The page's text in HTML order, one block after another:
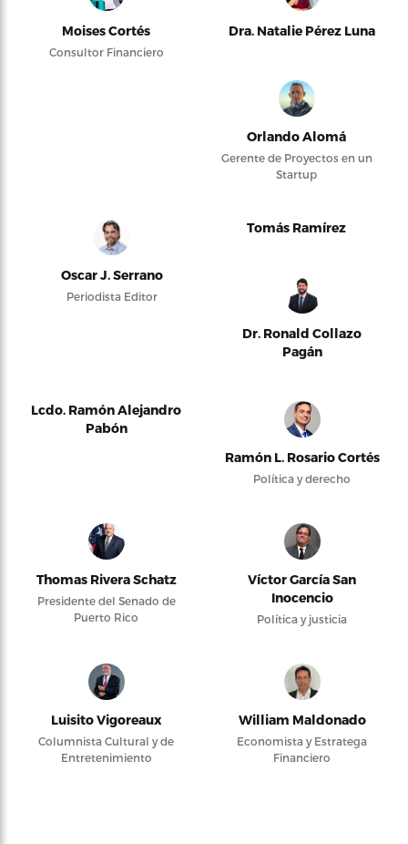
Moises Cortés
Consultor Financiero
Dra. Natalie Pérez Luna
Orlando Alomá
Gerente de Proyectos en un
Startup
Oscar J. Serrano
Periodista Editor
Tomás Ramírez
Dr. Ronald Collazo
Pagán
Lcdo. Ramón Alejandro
Pabón
Ramón L. Rosario Cortés
Política y derecho
Thomas Rivera Schatz
Presidente del Senado de
Puerto Rico
Víctor García San
Inocencio
Política y justicia
Luisito Vigoreaux
Columnista Cultural y de
Entretenimiento
William Maldonado
Economista y Estratega
Financiero